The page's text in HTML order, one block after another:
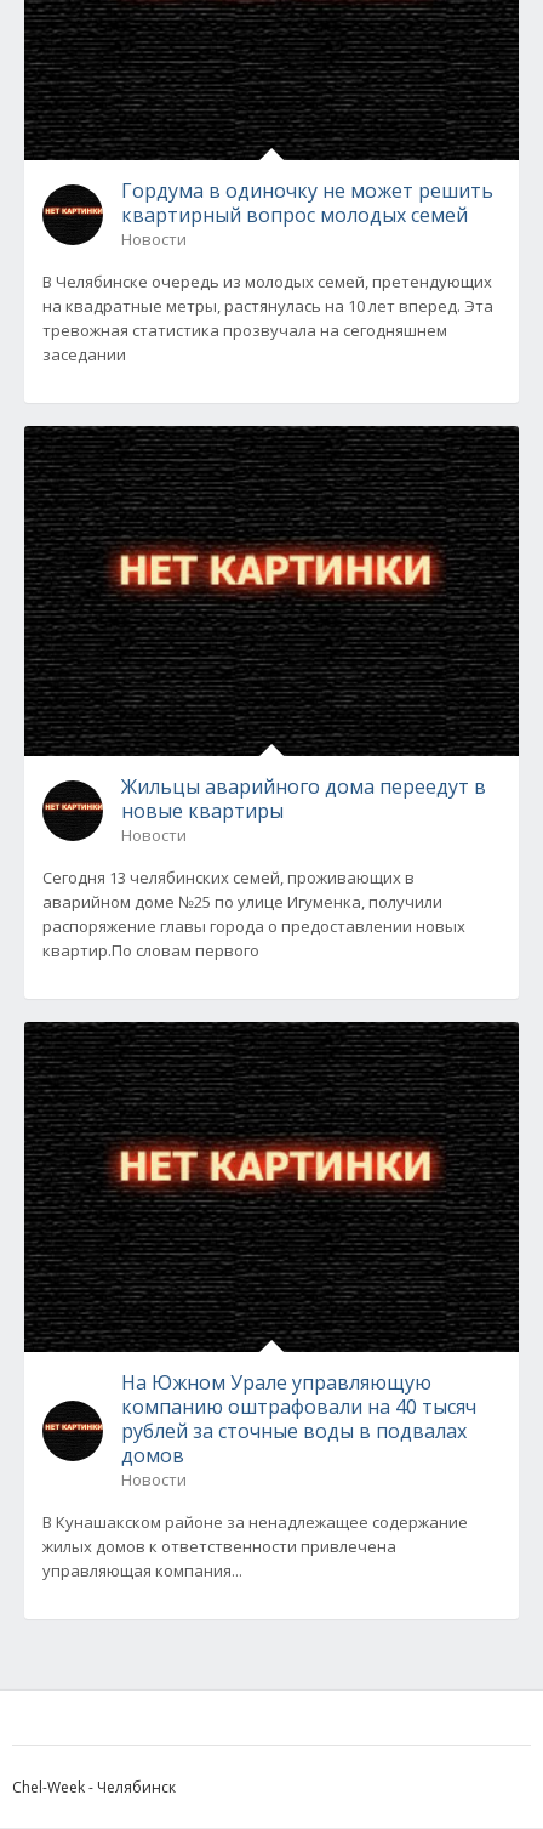
Гордума в одиночку не может решить
квартирный вопрос молодых семей
Новости
В Челябинске очередь из молодых семей, претендующих
на квадратные метры, растянулась на 10 лет вперед. Эта
тревожная статистика прозвучала на сегодняшнем
заседании
Жильцы аварийного дома переедут в
новые квартиры
Новости
Сегодня 13 челябинских семей, проживающих в
аварийном доме №25 по улице Игуменка, получили
распоряжение главы города о предоставлении новых
квартир.По словам первого
На Южном Урале управляющую
компанию оштрафовали на 40 тысяч
рублей за сточные воды в подвалах
домов
Новости
В Кунашакском районе за ненадлежащее содержание
жилых домов к ответственности привлечена
управляющая компания...
Chel-Week - Челябинск